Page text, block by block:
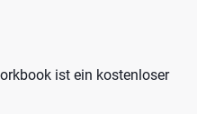
ist ein kostenloser